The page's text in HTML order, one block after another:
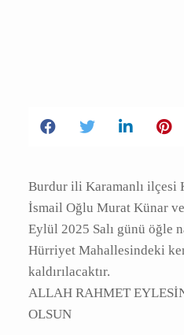
Burdur ili Karamanlı
(Cevizlerin) İsmail Oğlu
etmiştir. Cenazesi ,18
namazına müteakip
kendi evinden
ALLAH RAHMET
OLSUN